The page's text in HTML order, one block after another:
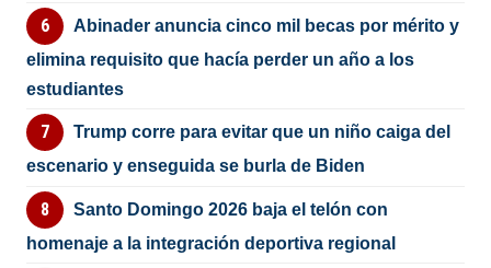
Abinader anuncia cinco mil becas por mérito y
elimina requisito que hacía perder un año a los
estudiantes
Trump corre para evitar que un niño caiga del
escenario y enseguida se burla de Biden
Santo Domingo 2026 baja el telón con
homenaje a la integración deportiva regional